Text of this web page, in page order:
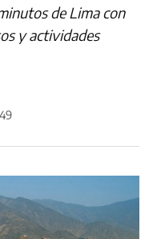
de Lima con
y actividades